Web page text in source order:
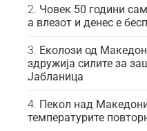
Човек 50 години
а влезот и денес е
Еколози од
здружија силите за
Јабланица
Пекол над
температурите